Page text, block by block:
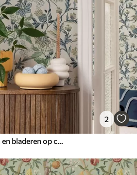
2
Blauwgroene bloemen en bladeren op crèmekleurige achtergrond